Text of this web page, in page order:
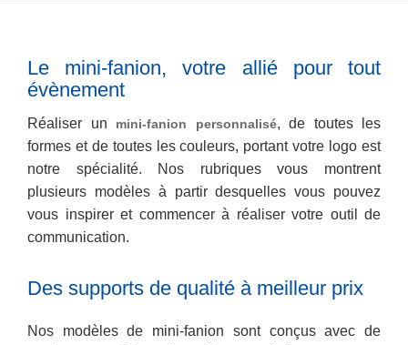
me
nu
Sous
menu
Le mini-fanion, votre allié pour tout
évènement
Réaliser un mini-fanion personnalisé, de toutes les
formes et de toutes les couleurs, portant votre logo est
notre spécialité. Nos rubriques vous montrent
plusieurs modèles à partir desquelles vous pouvez
vous inspirer et commencer à réaliser votre outil de
communication.
Des supports de qualité à meilleur prix
Nos modèles de mini-fanion sont conçus avec de